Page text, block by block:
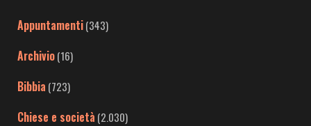
Appuntamenti(343)
Archivio(16)
Bibbia (723)
Chiese e società (2.030)